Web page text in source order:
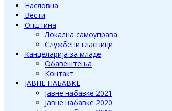
Насловна
Вести
Општина
Локална самоуправа
Службени гласници
Канцеларија за младе
Обавештења
Контакт
ЈАВНЕ НАБАВКЕ
Јавне набавке 2021
Јавне набавке 2020